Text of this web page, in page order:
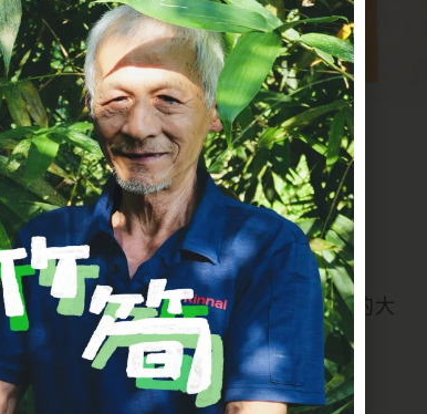
PRODUCT FEATURES
新社香菇三大特色
老實說產區條件對乾香菇的香氣影響真的大